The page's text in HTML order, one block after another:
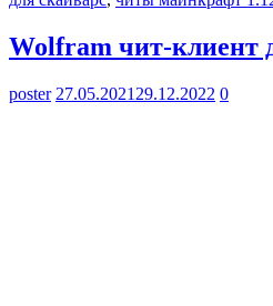
Wolfram чит-клиент
poster 27.05.2021 29.12.2022 0